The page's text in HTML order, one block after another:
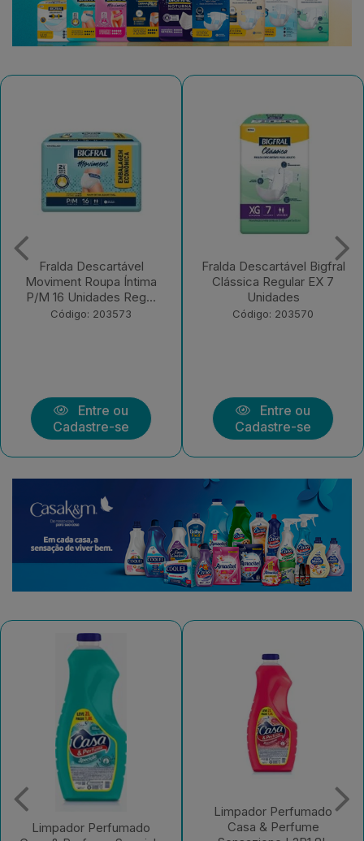
Fralda Descartável
Moviment Roupa Íntima
P/M 16 Unidades Reg...
Código: 203573
Entre ou
Cadastre-se
Fralda Descartável Bigfral
Clássica Regular EX 7
Unidades
Código: 203570
Entre ou
Cadastre-se
Limpador Perfumado
Limpador Perfumado
Casa & Perfume